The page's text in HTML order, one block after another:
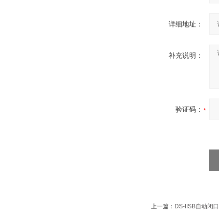
详细地址：
补充说明：
验证码：
上一篇： DS-IISB自动闭